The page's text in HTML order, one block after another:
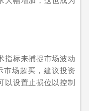
指标来捕捉市场波动
市场超买，建议投资
以设置止损位以控制